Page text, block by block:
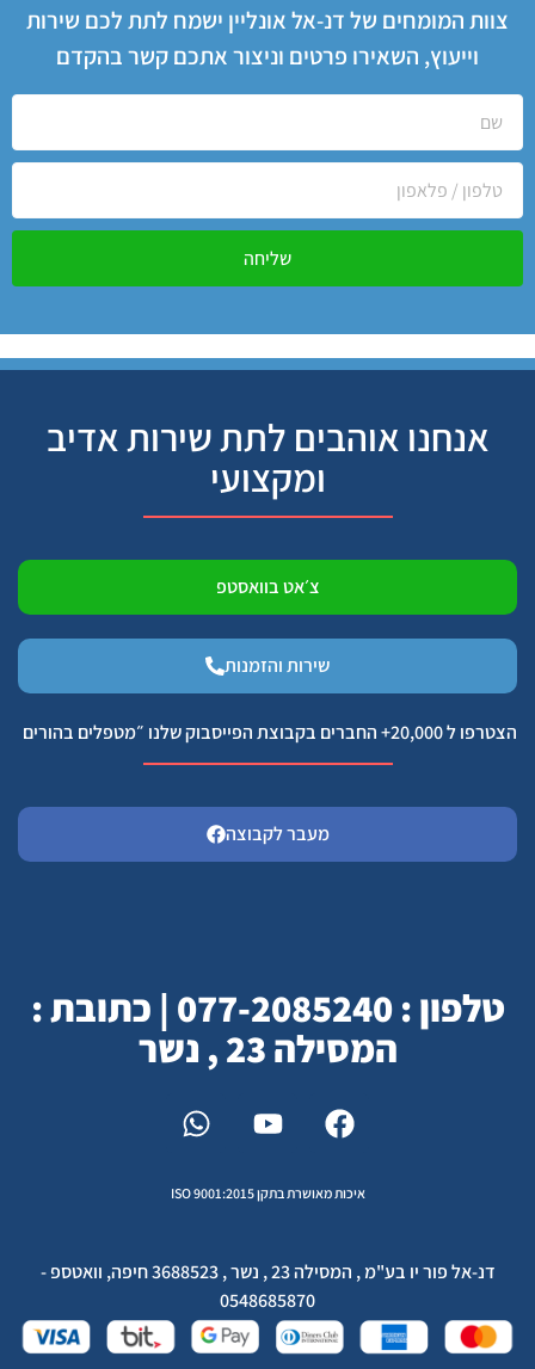
צוות המומחים של דנ-אל אונליין ישמח לתת לכם שירות
וייעוץ, השאירו פרטים וניצור אתכם קשר בהקדם
שליחה
אנחנו אוהבים לתת שירות אדיב
ומקצועי
צ׳אט בוואסטפ
שירות והזמנות
הצטרפו ל 20,000+ החברים בקבוצת הפייסבוק שלנו ״מטפלים בהורים
מעבר לקבוצה
טלפון : 077-2085240 | כתובת :
המסילה 23 , נשר
איכות מאושרת בתקן ISO 9001:2015
דנ-אל פור יו בע"מ , המסילה 23 , נשר , 3688523 חיפה, וואטספ -
0548685870